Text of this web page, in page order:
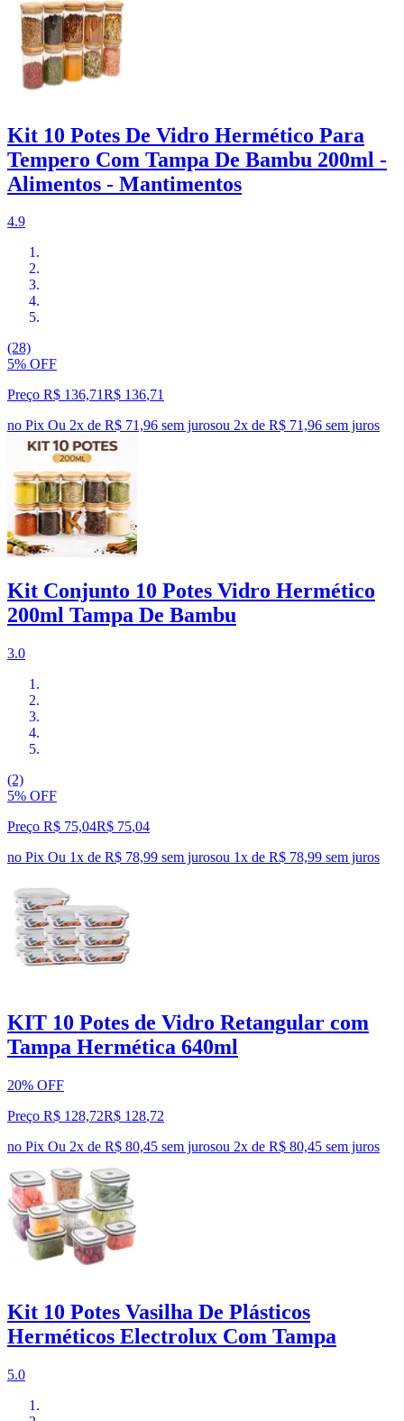
Kit 10 Potes De Vidro Hermético Para
Tempero Com Tampa De Bambu 200ml -
Alimentos - Mantimentos
4.9
(28)
5% OFF
Preço R$ 136,71R$ 136,71
no Pix Ou 2x de R$ 71,96 sem jurosou 2x de R$ 71,96 sem juros
Kit Conjunto 10 Potes Vidro Hermético
200ml Tampa De Bambu
3.0
(2)
5% OFF
Preço R$ 75,04R$ 75,04
no Pix Ou 1x de R$ 78,99 sem jurosou 1x de R$ 78,99 sem juros
KIT 10 Potes de Vidro Retangular com
Tampa Hermética 640ml
20% OFF
Preço R$ 128,72R$ 128,72
no Pix Ou 2x de R$ 80,45 sem jurosou 2x de R$ 80,45 sem juros
Kit 10 Potes Vasilha De Plásticos
Herméticos Electrolux Com Tampa
5.0